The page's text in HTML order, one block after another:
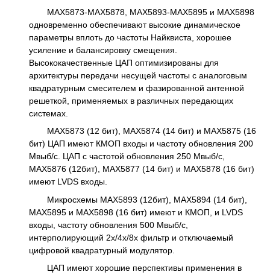
MAX5873-MAX5878, MAX5893-MAX5895 и MAX5898
одновременно обеспечивают высокие динамическое
параметры вплоть до частоты Найквиста, хорошее
усиление и балансировку смещения.
Высококачественные ЦАП оптимизированы для
архитектуры передачи несущей частоты с аналоговым
квадратурным смесителем и фазированной антенной
решеткой, применяемых в различных передающих
системах.
MAX5873 (12 бит), MAX5874 (14 бит) и MAX5875 (16
бит) ЦАП имеют КМОП входы и частоту обновления 200
Мвыб/с. ЦАП с частотой обновления 250 Мвыб/с,
MAX5876 (12бит), MAX5877 (14 бит) и MAX5878 (16 бит)
имеют LVDS входы.
Микросхемы MAX5893 (12бит), MAX5894 (14 бит),
MAX5895 и MAX5898 (16 бит) имеют и КМОП, и LVDS
входы, частоту обновления 500 Мвыб/с,
интерполирующий 2x/4x/8x фильтр и отключаемый
цифровой квадратурный модулятор.
ЦАП имеют хорошие перспективы применения в